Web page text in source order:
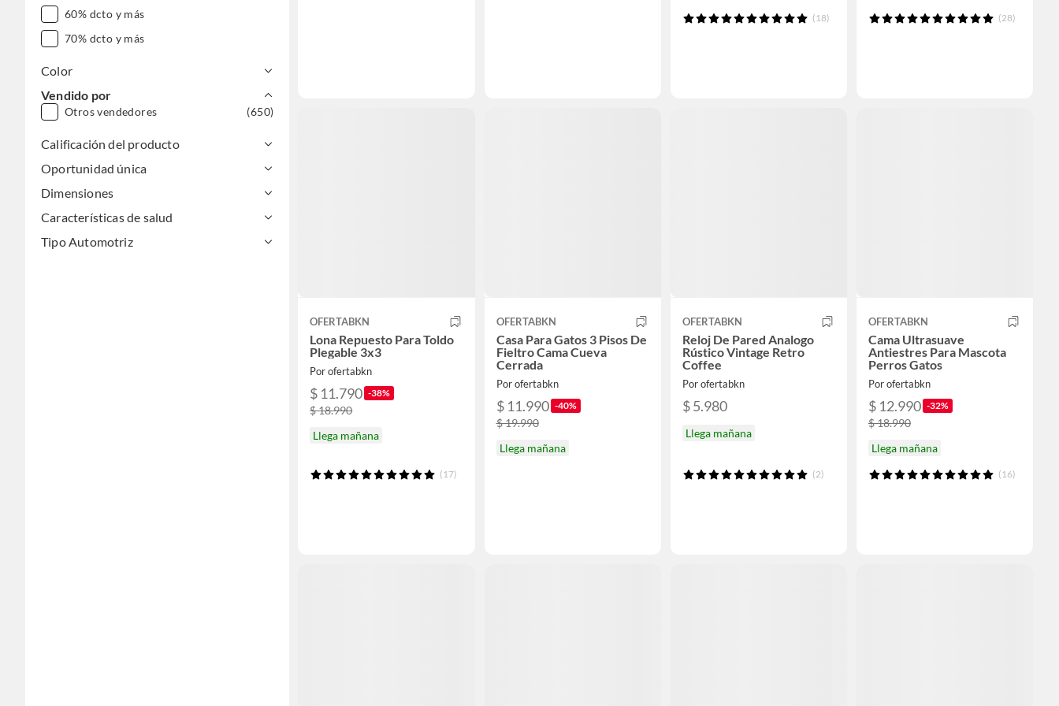
60% dcto y más
70% dcto y más
Color
Vendido por
Otros vendedores (650)
Calificación del producto
Oportunidad única
Dimensiones
Características de salud
Tipo Automotriz
(18) (28)
OFERTABKN
Lona Repuesto Para Toldo
Plegable 3x3
Por ofertabkn
$ 11.790 -38%
$ 18.990
Llega mañana
(17)
OFERTABKN
Casa Para Gatos 3 Pisos De
Fieltro Cama Cueva
Cerrada
Por ofertabkn
$ 11.990 -40%
$ 19.990
Llega mañana
OFERTABKN
Reloj De Pared Analogo
Rústico Vintage Retro
Coffee
Por ofertabkn
$ 5.980
Llega mañana
(2)
OFERTABKN
Cama Ultrasuave
Antiestres Para Mascota
Perros Gatos
Por ofertabkn
$ 12.990 -32%
$ 18.990
Llega mañana
(16)